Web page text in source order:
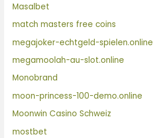
Masalbet
match masters free coins
megajoker-echtgeld-spielen.online
megamoolah-au-slot.online
Monobrand
moon-princess-100-demo.online
Moonwin Casino Schweiz
mostbet